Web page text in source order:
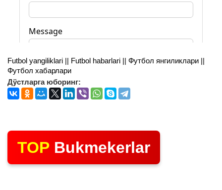
Futbol yangiliklari || Futbol habarlari || Футбол янгиликлари ||
Футбол хабарлари
Дўстларга юборинг:
TOP Bukmekerlar